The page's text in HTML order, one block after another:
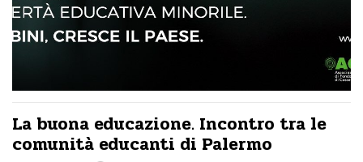
La buona educazione. Incontro tra le
comunità educanti di Palermo